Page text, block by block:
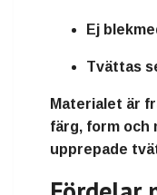
Ej
Tvättas
Materialet är
färg, form och
upprepade